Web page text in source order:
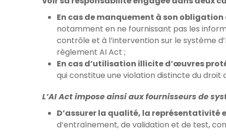
En cas de manquement à son
notamment en ne fournissant pas les
contrôle et à l’intervention sur le système
règlement AI Act ;
En cas d’utilisation illicite d’œuvres
qui constitue une violation distincte du
L’AI Act impose ainsi aux fournisseurs de
D’assurer la qualité, la
d’entraînement, de validation et de test,